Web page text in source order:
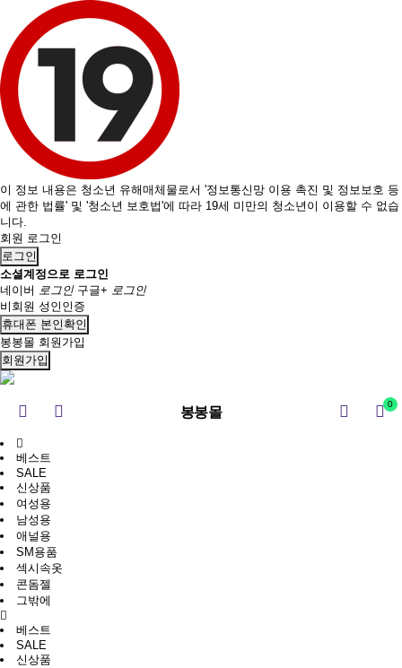
이 정보 내용은 청소년 유해매체물로서 '정보통신망 이용 촉진 및 정보보호 등
에 관한 법률' 및 '청소년 보호법'에 따라 19세 미만의 청소년이 이용할 수 없습
니다.
회원 로그인
로그인
소셜계정으로 로그인
네이버 로그인 구글+ 로그인
비회원 성인인증
휴대폰 본인확인
봉봉몰 회원가입
회원가입
봉봉몰 0
베스트
SALE
신상품
여성용
남성용
애널용
SM용품
섹시속옷
콘돔젤
그밖에
베스트
SALE
신상품